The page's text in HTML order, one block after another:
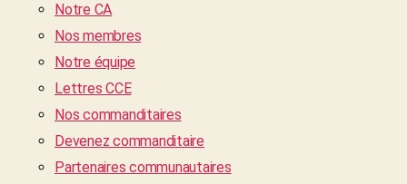
Notre CA
Nos membres
Notre équipe
Lettres CCE
Nos commanditaires
Devenez commanditaire
Partenaires communautaires